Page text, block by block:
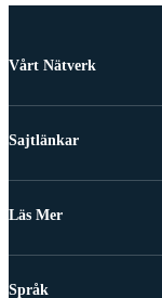
Vårt Nätverk
Sajtlänkar
Läs Mer
Språk